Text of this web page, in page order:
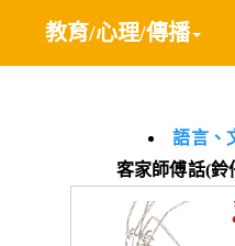
教育/心理/傳播
語言、
客家師傅話(鈴